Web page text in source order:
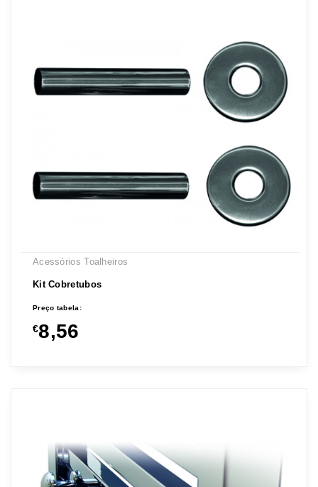
Acessórios Toalheiros
Kit Cobretubos
Preço tabela:
€8,56